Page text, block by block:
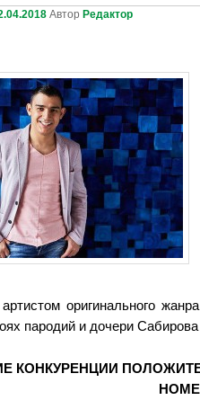
АвторРедактор
оригинального
пародий и дочери
КОНКУРЕНЦИИ